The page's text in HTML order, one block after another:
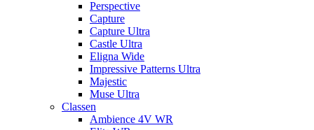
Perspective
Capture
Capture Ultra
Castle Ultra
Eligna Wide
Impressive Patterns Ultra
Majestic
Muse Ultra
Classen
Ambience 4V WR